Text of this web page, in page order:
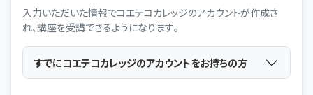
入力いただいた情報でコエテコカレッジのアカウントが作成さ
れ、講座を受講できるようになります。
すでにコエテコカレッジのアカウントをお持ちの方